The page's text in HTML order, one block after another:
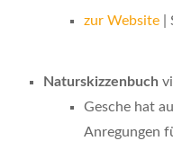
zur Website |
Naturskizzenbuch
Gesche hat
Anregungen